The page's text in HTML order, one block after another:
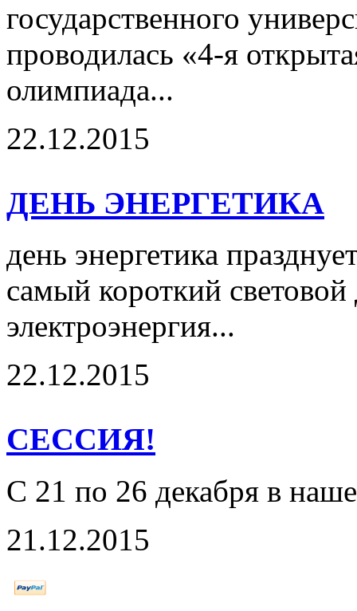
государственного
проводилась «4-я
олимпиада...
22.12.2015
ДЕНЬ ЭНЕРГЕТИКА
день энергетика
самый короткий световой
электроэнергия...
22.12.2015
СЕССИЯ!
С 21 по 26 декабря в
21.12.2015